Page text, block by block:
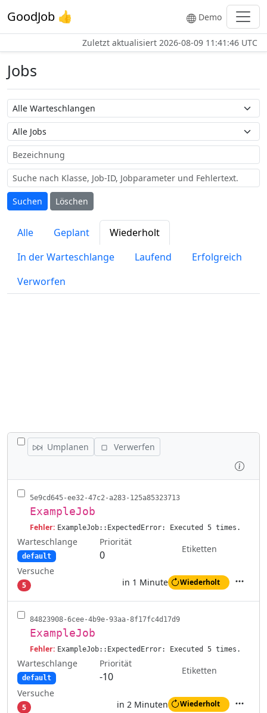
GoodJob 👍 Demo
Zuletzt aktualisiert 2026-08-09 11:41:46 UTC
Jobs
Warteschlangenname
Job-Name
Bezeichnung
Suchen
Löschen
Alle Geplant
Wiederholt
In der Warteschlange
Laufend
Erfolgreich
Verworfen
ALLE JOBS UMSCHALTEN
Umplanen
Verwerfen
5e9cd645-ee32-47c2-a283-125a85323713
ExampleJob
Fehler: ExampleJob::ExpectedError: Executed 5 times.
Warteschlange
default
Priorität
0
Etiketten
Versuche
5 in 1 Minute Wiederholt
84823908-6cee-4b9e-93aa-8f17fc4d17d9
ExampleJob
Fehler: ExampleJob::ExpectedError: Executed 5 times.
Warteschlange
default
Priorität
-10
Etiketten
Versuche
5 in 2 Minuten Wiederholt